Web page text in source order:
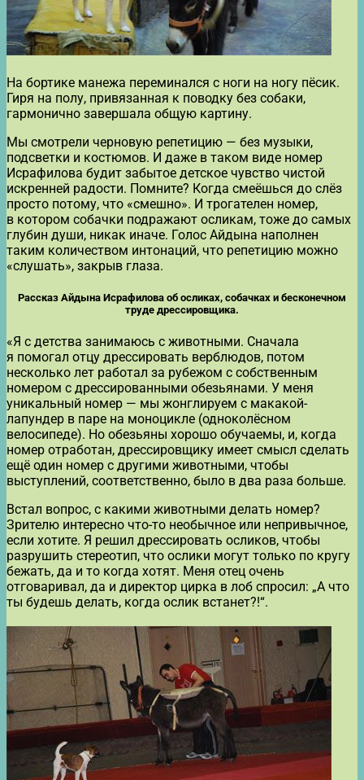
На бортике манежа переминался с ноги на ногу пёсик.
Гиря на полу, привязанная к поводку без собаки,
гармонично завершала общую картину.
Мы смотрели черновую репетицию — без музыки,
подсветки и костюмов. И даже в таком виде номер
Исрафилова будит забытое детское чувство чистой
искренней радости. Помните? Когда смеёшься до слёз
просто потому, что «смешно». И трогателен номер,
в котором собачки подражают осликам, тоже до самых
глубин души, никак иначе. Голос Айдына наполнен
таким количеством интонаций, что репетицию можно
«слушать», закрыв глаза.
Рассказ Айдына Исрафилова об осликах, собачках и бесконечном
труде дрессировщика.
«Я с детства занимаюсь с животными. Сначала
я помогал отцу дрессировать верблюдов, потом
несколько лет работал за рубежом с собственным
номером с дрессированными обезьянами. У меня
уникальный номер — мы жонглируем с макакой-
лапундер в паре на моноцикле (одноколёсном
велосипеде). Но обезьяны хорошо обучаемы, и, когда
номер отработан, дрессировщику имеет смысл сделать
ещё один номер с другими животными, чтобы
выступлений, соответственно, было в два раза больше.
Встал вопрос, с какими животными делать номер?
Зрителю интересно что-то необычное или непривычное,
если хотите. Я решил дрессировать осликов, чтобы
разрушить стереотип, что ослики могут только по кругу
бежать, да и то когда хотят. Меня отец очень
отговаривал, да и директор цирка в лоб спросил: „А что
ты будешь делать, когда ослик встанет?!“.